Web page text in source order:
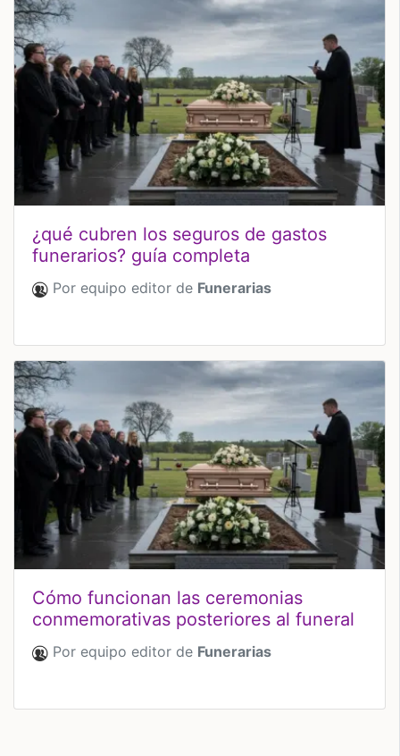
¿qué cubren los seguros de gastos
funerarios? guía completa
Por equipo editor de Funerarias
Cómo funcionan las ceremonias
conmemorativas posteriores al funeral
Por equipo editor de Funerarias